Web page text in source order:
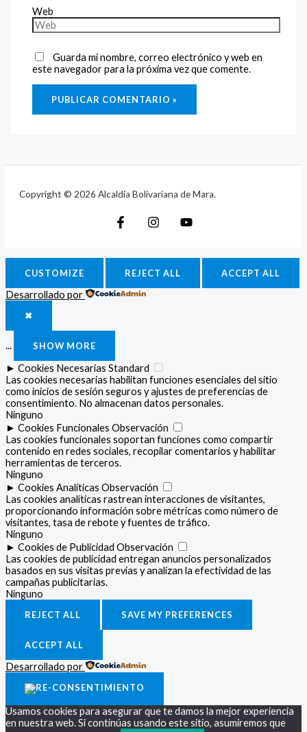
Web
Guarda mi nombre, correo electrónico y web en
este navegador para la próxima vez que comente.
Copyright © 2026 Alcaldía Bolivariana de Mara.
CUSTOMIZE REJECT ALL ACCEPT ALL
Desarrollado por
✖
... SHOW MORE
► Cookies Necesarias Standard
Las cookies necesarias habilitan funciones esenciales del sitio
como inicios de sesión seguros y ajustes de preferencias de
consentimiento. No almacenan datos personales.
Ninguno
► Cookies Funcionales Observación
Las cookies funcionales soportan funciones como compartir
contenido en redes sociales, recopilar comentarios y habilitar
herramientas de terceros.
Ninguno
► Cookies Analíticas Observación
Las cookies analíticas rastrean interacciones de visitantes,
proporcionando información sobre métricas como número de
visitantes, tasa de rebote y fuentes de tráfico.
Ninguno
► Cookies de Publicidad Observación
Las cookies de publicidad entregan anuncios personalizados
basados en sus visitas previas y analizan la efectividad de las
campañas publicitarias.
Ninguno
REJECT ALL SAVE MY PREFERENCES
ACCEPT ALL
Desarrollado por
Usamos cookies para asegurar que te damos la mejor experiencia
en nuestra web. Si continúas usando este sitio, asumiremos que